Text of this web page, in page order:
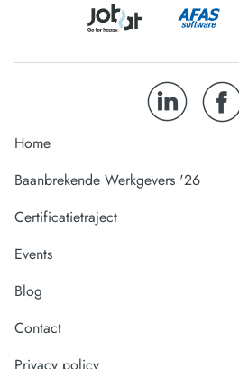
Home
Baanbrekende Werkgevers '26
Certificatietraject
Events
Blog
Contact